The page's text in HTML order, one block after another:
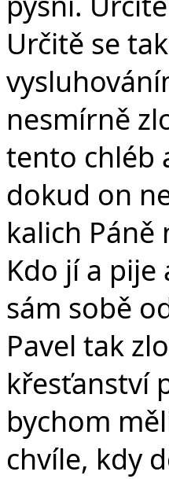
Určitě se
nesmírně
tento chléb
dokud on
kalich
Kdo jí a pije
sám sobě
Pavel tak
křesťanství
bychom
chvíle, kdy